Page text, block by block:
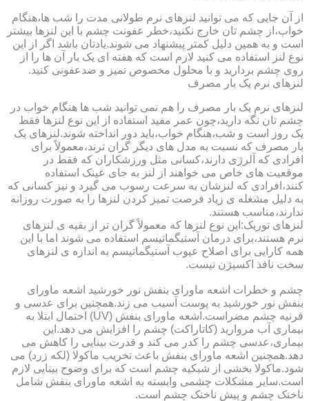
از آن جایی که می توانید لنزهای نرم طولانی مدت را شب ها،هنگام
خواب،از چشم تان خارج نکنید،خطر عفونت چشم با این لنزها بیشتر
است و به همین دلیل کمتر پیشنهاد می شوند.یادتان باشد اگر از این
نوع لنز استفاده می کنید لازم است که هفته ای یک بار آن ها را از
روی چشم بردارید و با محلول مخصوص تمیز و ضدعفونی کنید.
لنزهای نرم یک بار مصرف
لنزهای نرم یک بار مصرف را هم نمی توانید شب ها هنگام خواب در
چشم تان نگه دارید،چون عمر مفید استفاده از این نوع لنزها فقط
یک روز است و شب،هنگام خواب،باید دور انداخته شوند.لنزهای یک
بار مصرف که نسبت به مدل های دیگر گران ترند،معمولاً برای
افرادی که آلرژی دارند،کسانی مثل ورزشکاران که فقط در
موقعیت های خاص می خواهند از لنز به جای عینک استفاده
کنند،افرادی که لنزشان به سرعت رسوب می گیرد و نیز کسانی که
به دلیل مشغله ی زیاد فرصت تمیز کردن لنزها را به صورت روزانه
ندارند،مناسب هستند.
لنزهای توریک:این نوع لنزها که معمولاً گران تر از بقیه ی لنزهای
نرم هستند،برای درمان آستیگماتیسم استفاده می شوند اما با این
همه کارایی برای اصلاح عیوب آستیگماتیسم به اندازه ی لنزهای
سخت نافذ اکسیژن نیست.
چشم و خطرات اشعه ماورای بنفش نور خورشید اشعه ماورای
بنفش نور خورشید به پوست آسیب می زند.همچنین برای عدسی و
قرنیه چشم مضراست.اشعه ماورای بنفش (UV) احتمال ابتلا به
بیماری آب مروارید (کاتاراکت) چشم را افزایش می دهد.این
بیماری،عدسی چشم را کدر می کند و قدرت بینایی را کاهش می
دهد.همچنین اشعه ماورای بنفش باعث تخریب ماکولا (لکه زرد) می
شود.ماکولا بخشی از شبکیه چشم است که برای وضوح بینایی لازم
است.سایر مشکلات چشمی وابسته به اشعه ماورای بنفش شامل
ناخنک چشم و پیش ناخنک چشم است.